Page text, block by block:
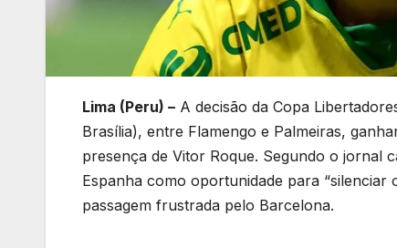
Lima (Peru) – A decisão da Copa
Brasília), entre Flamengo e Palmeiras,
presença de Vitor Roque. Segundo o jornal
Espanha como oportunidade para
passagem frustrada pelo Barcelona.